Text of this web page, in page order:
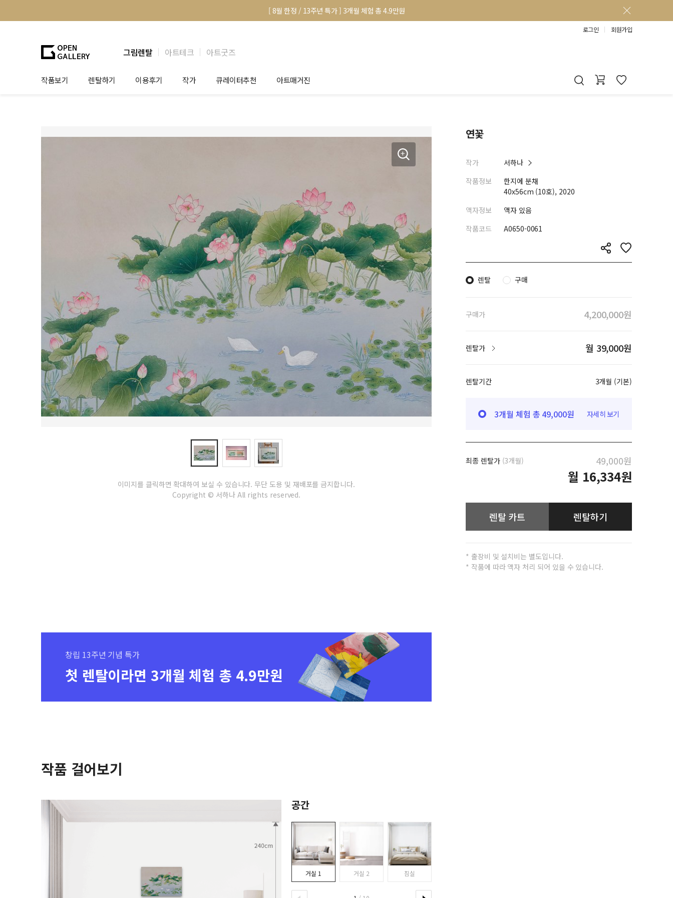
[ 8월 한정 / 13주년 특가 ] 3개월 체험 총 4.9만원
로그인 회원가입
그림렌탈 아트테크 아트굿즈
작품보기 렌탈하기 이용후기 작가 큐레이터추천 아트매거진
이미지를 클릭하면 확대하여 보실 수 있습니다. 무단 도용 및 재배포를 금지합니다.
Copyright © 서하나 All rights reserved.
연꽃
작가
서하나
작품정보
한지에 분채
40x56cm (10호), 2020
액자정보
액자 있음
작품코드
A0650-0061
렌탈 구매
구매가 4,200,000원
렌탈가 월 39,000원
렌탈기간 3개월 (기본)
3개월 체험 총 49,000원 자세히 보기
최종 렌탈가(3개월) 49,000원
월 16,334원
렌탈 카트 렌탈하기
* 출장비 및 설치비는 별도입니다.
* 작품에 따라 액자 처리 되어 있을 수 있습니다.
창립 13주년 기념 특가
첫 렌탈이라면 3개월 체험 총 4.9만원
작품 걸어보기
공간
거실 1 거실 2 침실